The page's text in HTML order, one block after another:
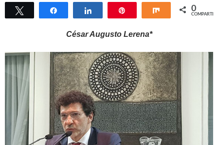
Twittear Compartir Compartir Compartir
0
COMPARTIR
César Augusto Lerena*